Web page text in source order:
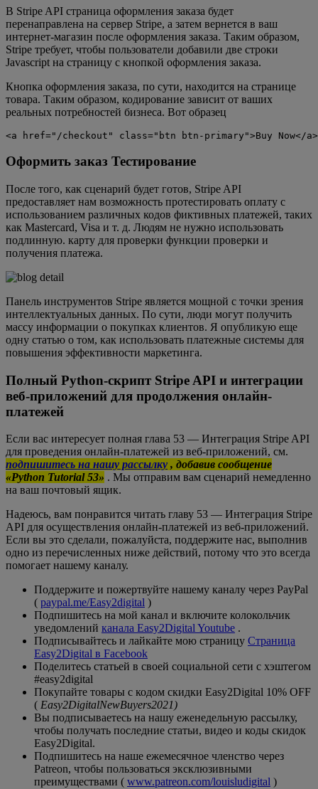
В Stripe API страница оформления заказа будет
перенаправлена ​​на сервер Stripe, а затем вернется в ваш
интернет-магазин после оформления заказа. Таким образом,
Stripe требует, чтобы пользователи добавили две строки
Javascript на страницу с кнопкой оформления заказа.
Кнопка оформления заказа, по сути, находится на странице
товара. Таким образом, кодирование зависит от ваших
реальных потребностей бизнеса. Вот образец
<a href="/checkout" class="btn btn-primary">Buy Now</a>
Оформить заказ Тестирование
После того, как сценарий будет готов, Stripe API
предоставляет нам возможность протестировать оплату с
использованием различных кодов фиктивных платежей, таких
как Mastercard, Visa и т. д. Людям не нужно использовать
подлинную. карту для проверки функции проверки и
получения платежа.
Панель инструментов Stripe является мощной с точки зрения
интеллектуальных данных. По сути, люди могут получить
массу информации о покупках клиентов. Я опубликую еще
одну статью о том, как использовать платежные системы для
повышения эффективности маркетинга.
Полный Python-скрипт Stripe API и интеграции
веб-приложений для продолжения онлайн-
платежей
Если вас интересует полная глава 53 — Интеграция Stripe API
для проведения онлайн-платежей из веб-приложений, см.
подпишитесь на нашу рассылку , добавив сообщение
«Python Tutorial 53» . Мы отправим вам сценарий немедленно
на ваш почтовый ящик.
Надеюсь, вам понравится читать главу 53 — Интеграция Stripe
API для осуществления онлайн-платежей из веб-приложений.
Если вы это сделали, пожалуйста, поддержите нас, выполнив
одно из перечисленных ниже действий, потому что это всегда
помогает нашему каналу.
Поддержите и пожертвуйте нашему каналу через PayPal
( paypal.me/Easy2digital )
Подпишитесь на мой канал и включите колокольчик
уведомлений канала Easy2Digital Youtube .
Подписывайтесь и лайкайте мою страницу Страница
Easy2Digital в Facebook
Поделитесь статьей в своей социальной сети с хэштегом
#easy2digital
Покупайте товары с кодом скидки Easy2Digital 10% OFF
( Easy2DigitalNewBuyers2021)
Вы подписываетесь на нашу еженедельную рассылку,
чтобы получать последние статьи, видео и коды скидок
Easy2Digital.
Подпишитесь на наше ежемесячное членство через
Patreon, чтобы пользоваться эксклюзивными
преимуществами ( www.patreon.com/louisludigital )